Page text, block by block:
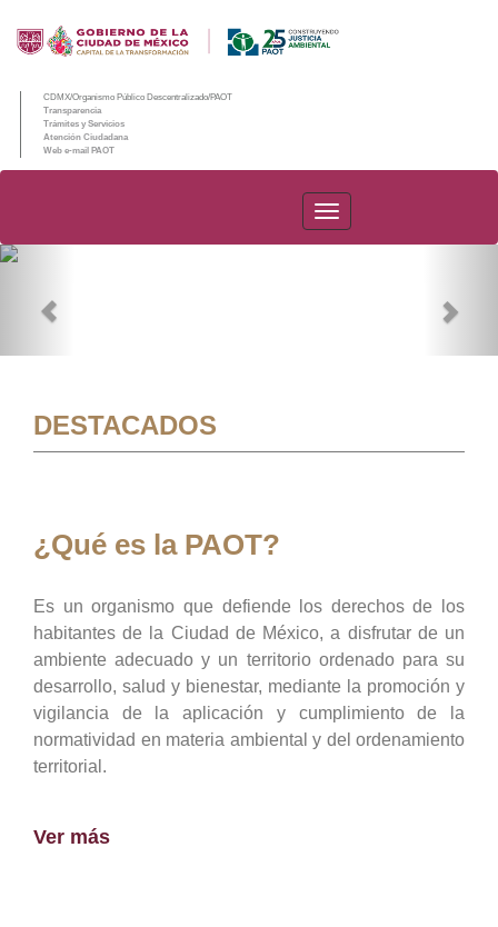
CDMX/Organismo Público Descentralizado/PAOT
Transparencia
Trámites y Servicios
Atención Ciudadana
Web e-mail PAOT
PAOT
DESTACADOS
¿Qué es la PAOT?
Es un organismo que defiende los derechos de los
habitantes de la Ciudad de México, a disfrutar de un
ambiente adecuado y un territorio ordenado para su
desarrollo, salud y bienestar, mediante la promoción y
vigilancia de la aplicación y cumplimiento de la
normatividad en materia ambiental y del ordenamiento
territorial.
Ver más